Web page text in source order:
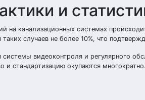
и
на канализационных системах
случаев не более 10%, что
видеоконтроля и регулярного
и стандартизацию окупаются многократно.